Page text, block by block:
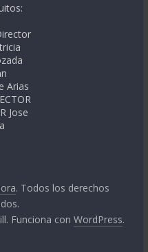
Arias
Jose
. Todos los derechos
Funciona conWordPress.